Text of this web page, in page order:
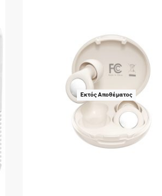
Εκτός Αποθέματος